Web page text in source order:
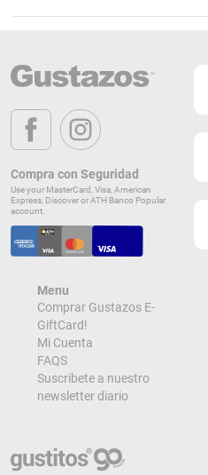
Página Web
Calle Rosa # 2
Isla Verde 00907
PR
Lugares de Redención
¡Ver todos en el Mapa!
Calle Rosa #2, Avenida Isla Verde
¡Localizar en el Mapa!
Compra con Seguridad
Use your MasterCard, Visa, American
Express, Discover or ATH Banco Popular
account.
Menu
Comprar Gustazos E-
GiftCard!
Mi Cuenta
FAQS
Suscribete a nuestro
newsletter diario